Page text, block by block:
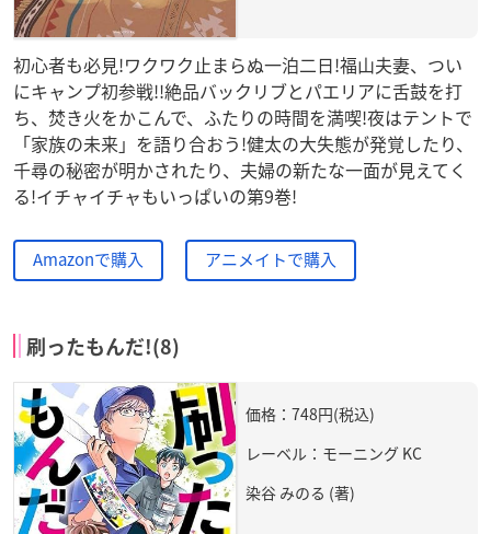
初心者も必見!ワクワク止まらぬ一泊二日!福山夫妻、つい
にキャンプ初参戦!!絶品バックリブとパエリアに舌鼓を打
ち、焚き火をかこんで、ふたりの時間を満喫!夜はテントで
「家族の未来」を語り合おう!健太の大失態が発覚したり、
千尋の秘密が明かされたり、夫婦の新たな一面が見えてく
る!イチャイチャもいっぱいの第9巻!
Amazonで購入 アニメイトで購入
刷ったもんだ!(8)
価格：748円(税込)
レーベル：モーニング KC
染谷 みのる (著)